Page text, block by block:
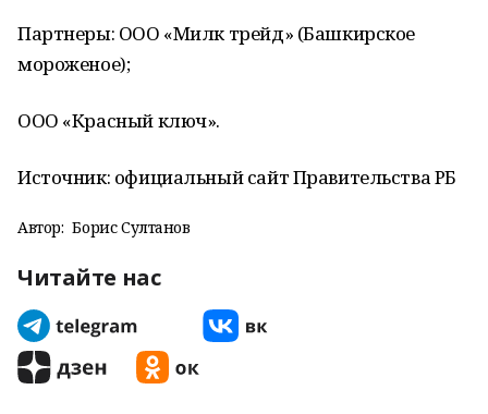
Партнеры: ООО «Милк трейд» (Башкирское
мороженое);
ООО «Красный ключ».
Источник: официальный сайт Правительства РБ
Автор: Борис Султанов
Читайте нас